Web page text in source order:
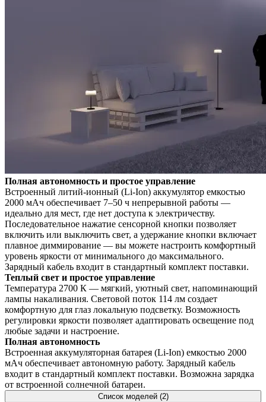
Полная автономность и простое управление
Встроенный литий-ионный (Li-Ion) аккумулятор емкостью
2000 мАч обеспечивает 7–50 ч непрерывной работы —
идеально для мест, где нет доступа к электричеству.
Последовательное нажатие сенсорной кнопки позволяет
включить или выключить свет, а удержание кнопки включает
плавное диммирование — вы можете настроить комфортный
уровень яркости от минимального до максимального.
Зарядный кабель входит в стандартный комплект поставки.
Теплый свет и простое управление
Температура 2700 К — мягкий, уютный свет, напоминающий
лампы накаливания. Световой поток 114 лм создает
комфортную для глаз локальную подсветку. Возможность
регулировки яркости позволяет адаптировать освещение под
любые задачи и настроение.
Полная автономность
Встроенная аккумуляторная батарея (Li-Ion) емкостью 2000
мАч обеспечивает автономную работу. Зарядный кабель
входит в стандартный комплект поставки. Возможна зарядка
от встроенной солнечной батареи.
Список моделей (2)